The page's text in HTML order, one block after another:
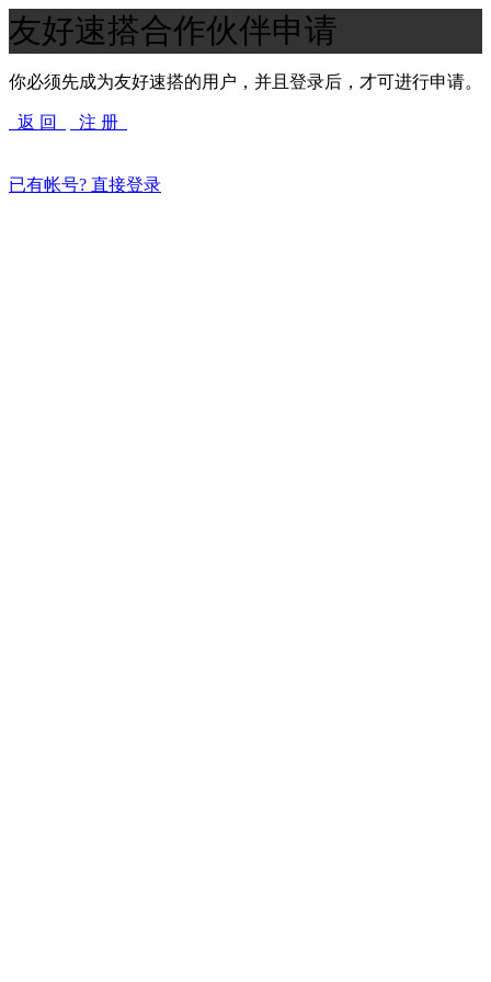
友好速搭合作伙伴申请
你必须先成为友好速搭的用户，并且登录后，才可进行申请。
返 回 注 册
已有帐号? 直接登录